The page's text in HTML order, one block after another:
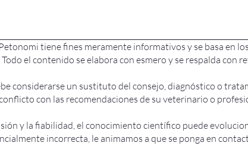
tiene fines meramente informativos y se basa en
el contenido se elabora con esmero y se respalda con
considerarse un sustituto del consejo, diagnóstico o
con las recomendaciones de su veterinario o
y la fiabilidad, el conocimiento científico puede
incorrecta, le animamos a que se ponga en